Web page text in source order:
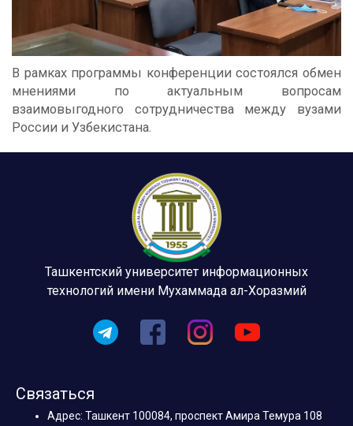
В рамках программы конференции состоялся обмен
мнениями по актуальным вопросам
взаимовыгодного сотрудничества между вузами
России и Узбекистана.
Ташкентский университет информационных
технологий имени Мухаммада ал-Хоразмий
Связаться
Адрес: Ташкент 100084, проспект Амира Темура 108